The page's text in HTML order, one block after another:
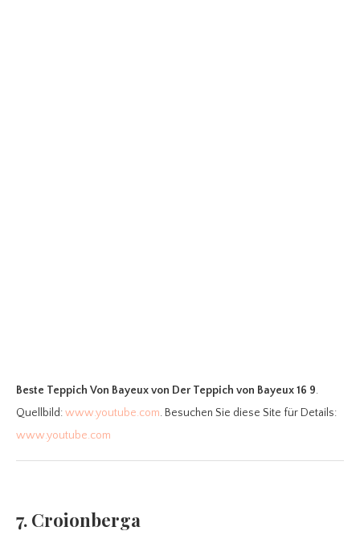
Beste Teppich Von Bayeuxvon Der Teppich von Bayeux 16 9.
Quellbild:www.youtube.com. Besuchen Sie diese Site für Details:
www.youtube.com
7. Croionberga